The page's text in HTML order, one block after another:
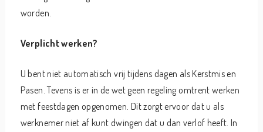
worden.
Verplicht werken?
U bent niet automatisch vrij tijdens dagen als Kerstmis en
Pasen. Tevens is er in de wet geen regeling omtrent werken
met feestdagen opgenomen. Dit zorgt ervoor dat u als
werknemer niet af kunt dwingen dat u dan verlof heeft. In